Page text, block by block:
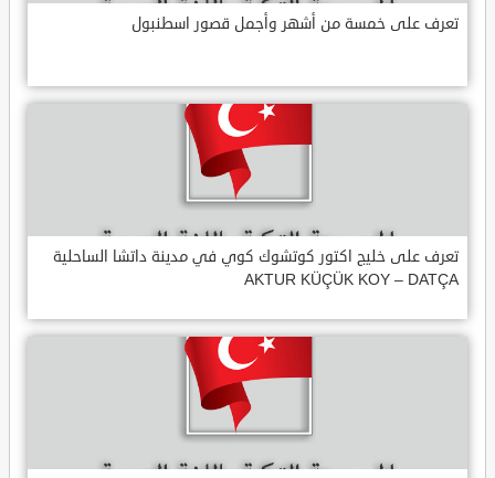
تعرف على خمسة من أشهر وأجمل قصور اسطنبول
تعرف على خليج اكتور كوتشوك كوي في مدينة داتشا الساحلية
AKTUR KÜÇÜK KOY – DATÇA